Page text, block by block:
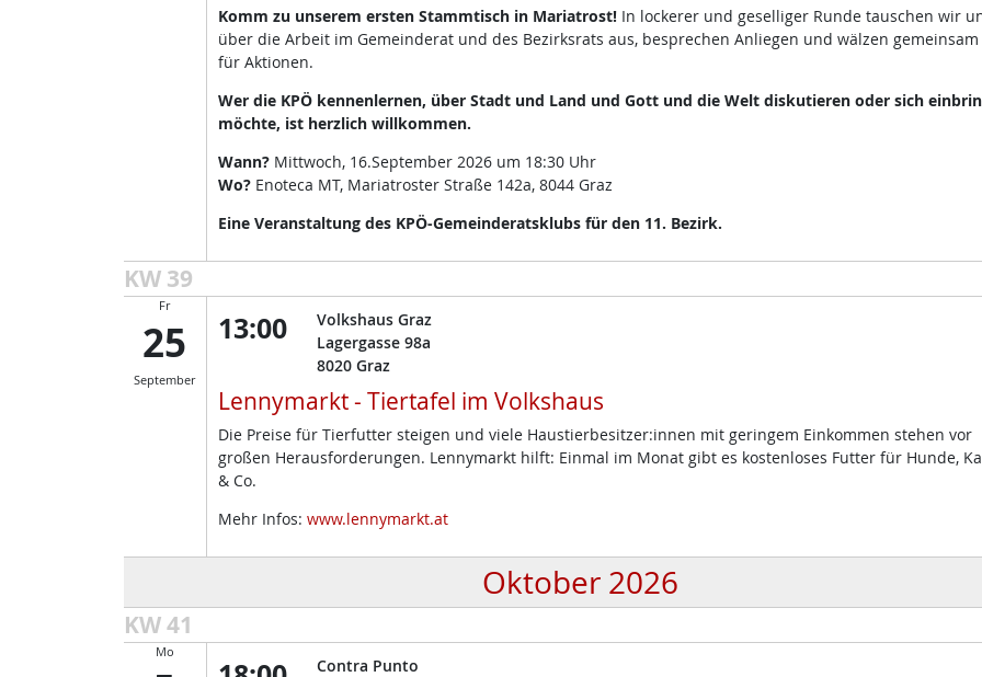
Komm zu unserem ersten Stammtisch in Mariatrost!In lockerer und geselliger Runde tauschen wir
über die Arbeit im Gemeinderat und des Bezirksrats aus, besprechen Anliegen und wälzen
für Aktionen.
Wer die KPÖ kennenlernen, über Stadt und Land und Gott und die Welt diskutieren oder sich
möchte, ist herzlich willkommen.
Wann?Mittwoch, 16.September 2026 um 18:30 Uhr
Wo?Enoteca MT, Mariatroster Straße 142a, 8044 Graz
Eine Veranstaltung des KPÖ-Gemeinderatsklubs für den 11. Bezirk.
KW 39
Fr
25
September
13:00
Volkshaus Graz
Lagergasse 98a
8020 Graz
Lennymarkt - Tiertafel im Volkshaus
Die Preise für Tierfutter steigen und viele Haustierbesitzer:innen mit geringem Einkommen stehen vor
großen Herausforderungen. Lennymarkt hilft: Einmal im Monat gibt es kostenloses Futter für Hunde,
& Co.
Mehr Infos: www.lennymarkt.at
Oktober 2026
KW 41
Mo
Contra Punto